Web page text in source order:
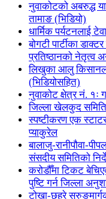
नुवाकोटको अबरुद्ध
तामाङ (भिडियो)
धार्मिक पर्यटनलाई
बोगटी पार्टीका
प्रतिष्ठानको नेतृत्व
लिखुका आलु
(भिडियोसहित)
नुवाकोट क्षेत्र नं. १ः
जिल्ला खेलकुद समिति
स्पष्टीकरण एक
प्याकुरेल
बालाजु-रानीपौवा-
संसदीय समितिको
करोडौँमा टिकट
पुष्टि गर्न जिल्ला
टोखा-छहरे